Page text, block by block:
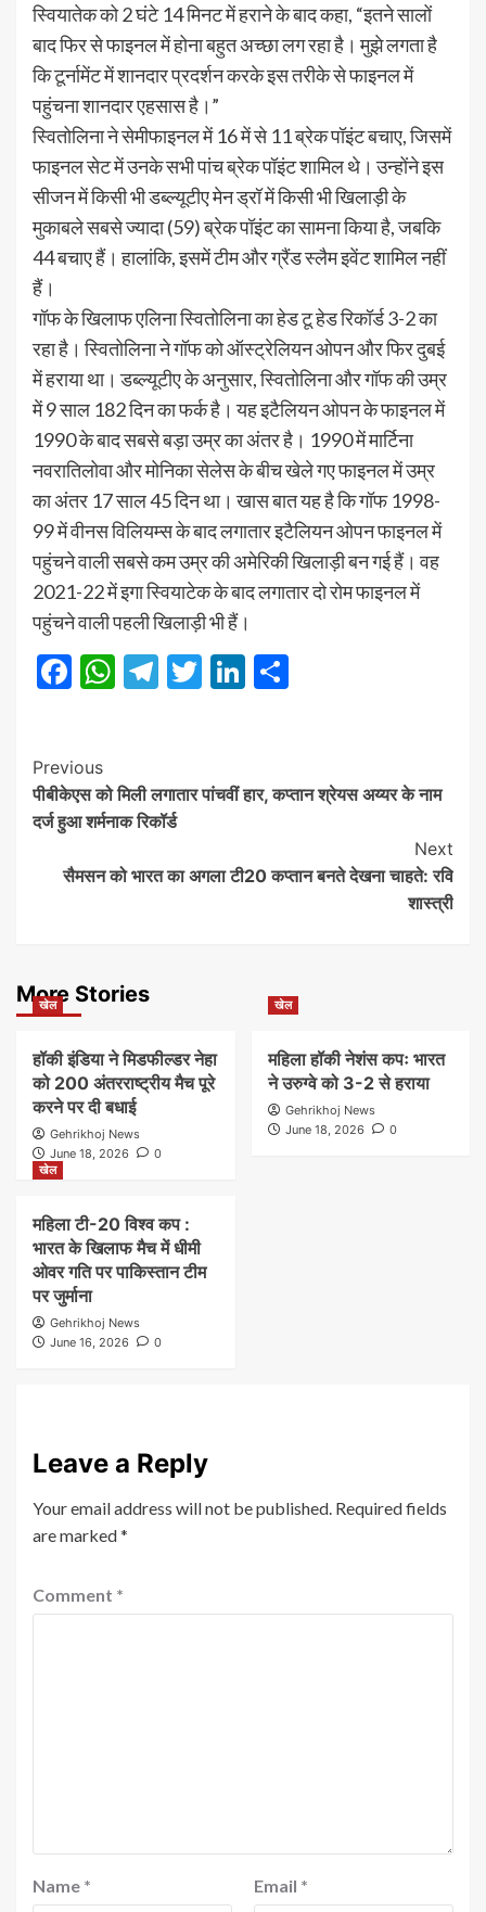
स्वियातेक को 2 घंटे 14 मिनट में हराने के बाद कहा, “इतने सालों
बाद फिर से फाइनल में होना बहुत अच्छा लग रहा है। मुझे लगता है
कि टूर्नामेंट में शानदार प्रदर्शन करके इस तरीके से फाइनल में
पहुंचना शानदार एहसास है।”
स्वितोलिना ने सेमीफाइनल में 16 में से 11 ब्रेक पॉइंट बचाए, जिसमें
फाइनल सेट में उनके सभी पांच ब्रेक पॉइंट शामिल थे। उन्होंने इस
सीजन में किसी भी डब्ल्यूटीए मेन ड्रॉ में किसी भी खिलाड़ी के
मुकाबले सबसे ज्यादा (59) ब्रेक पॉइंट का सामना किया है, जबकि
44 बचाए हैं। हालांकि, इसमें टीम और ग्रैंड स्लैम इवेंट शामिल नहीं
हैं।
गॉफ के खिलाफ एलिना स्वितोलिना का हेड टू हेड रिकॉर्ड 3-2 का
रहा है। स्वितोलिना ने गॉफ को ऑस्ट्रेलियन ओपन और फिर दुबई
में हराया था। डब्ल्यूटीए के अनुसार, स्वितोलिना और गॉफ की उम्र
में 9 साल 182 दिन का फर्क है। यह इटैलियन ओपन के फाइनल में
1990 के बाद सबसे बड़ा उम्र का अंतर है। 1990 में मार्टिना
नवरातिलोवा और मोनिका सेलेस के बीच खेले गए फाइनल में उम्र
का अंतर 17 साल 45 दिन था। खास बात यह है कि गॉफ 1998-
99 में वीनस विलियम्स के बाद लगातार इटैलियन ओपन फाइनल में
पहुंचने वाली सबसे कम उम्र की अमेरिकी खिलाड़ी बन गई हैं। वह
2021-22 में इगा स्वियाटेक के बाद लगातार दो रोम फाइनल में
पहुंचने वाली पहली खिलाड़ी भी हैं।
Facebook
WhatsApp
Telegram
TwitterLinkedIn
Post
Navigation
Previous
पीबीकेएस को मिली लगातार पांचवीं हार, कप्तान श्रेयस अय्यर के नाम
दर्ज हुआ शर्मनाक रिकॉर्ड
Next
सैमसन को भारत का अगला टी20 कप्तान बनते देखना चाहते: रवि
शास्त्री
More Stories
खेल
हॉकी इंडिया ने मिडफील्डर नेहा
को 200 अंतरराष्ट्रीय मैच पूरे
करने पर दी बधाई
Gehrikhoj News
June 18, 2026
0
खेल
महिला हॉकी नेशंस कपः भारत
ने उरुग्वे को 3-2 से हराया
Gehrikhoj News
June 18, 2026
0
खेल
महिला टी-20 विश्व कप :
भारत के खिलाफ मैच में धीमी
ओवर गति पर पाकिस्तान टीम
पर जुर्माना
Gehrikhoj News
June 16, 2026
0
Leave a Reply
Your email address will not be published. Required fields
are marked*
Comment *
Name * Email *